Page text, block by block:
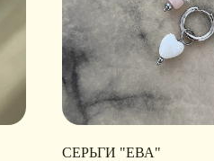
СЕРЬГИ "ЕВА"